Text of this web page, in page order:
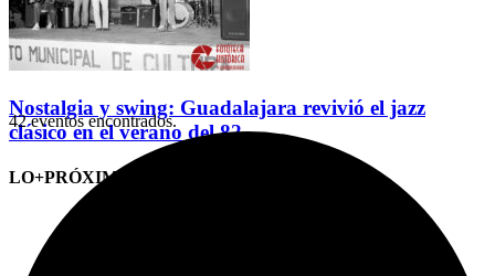
Nostalgia y swing: Guadalajara revivió el jazz
clásico en el verano del 82
LO+PRÓXIMO (CITAS)
42 eventos encontrados.